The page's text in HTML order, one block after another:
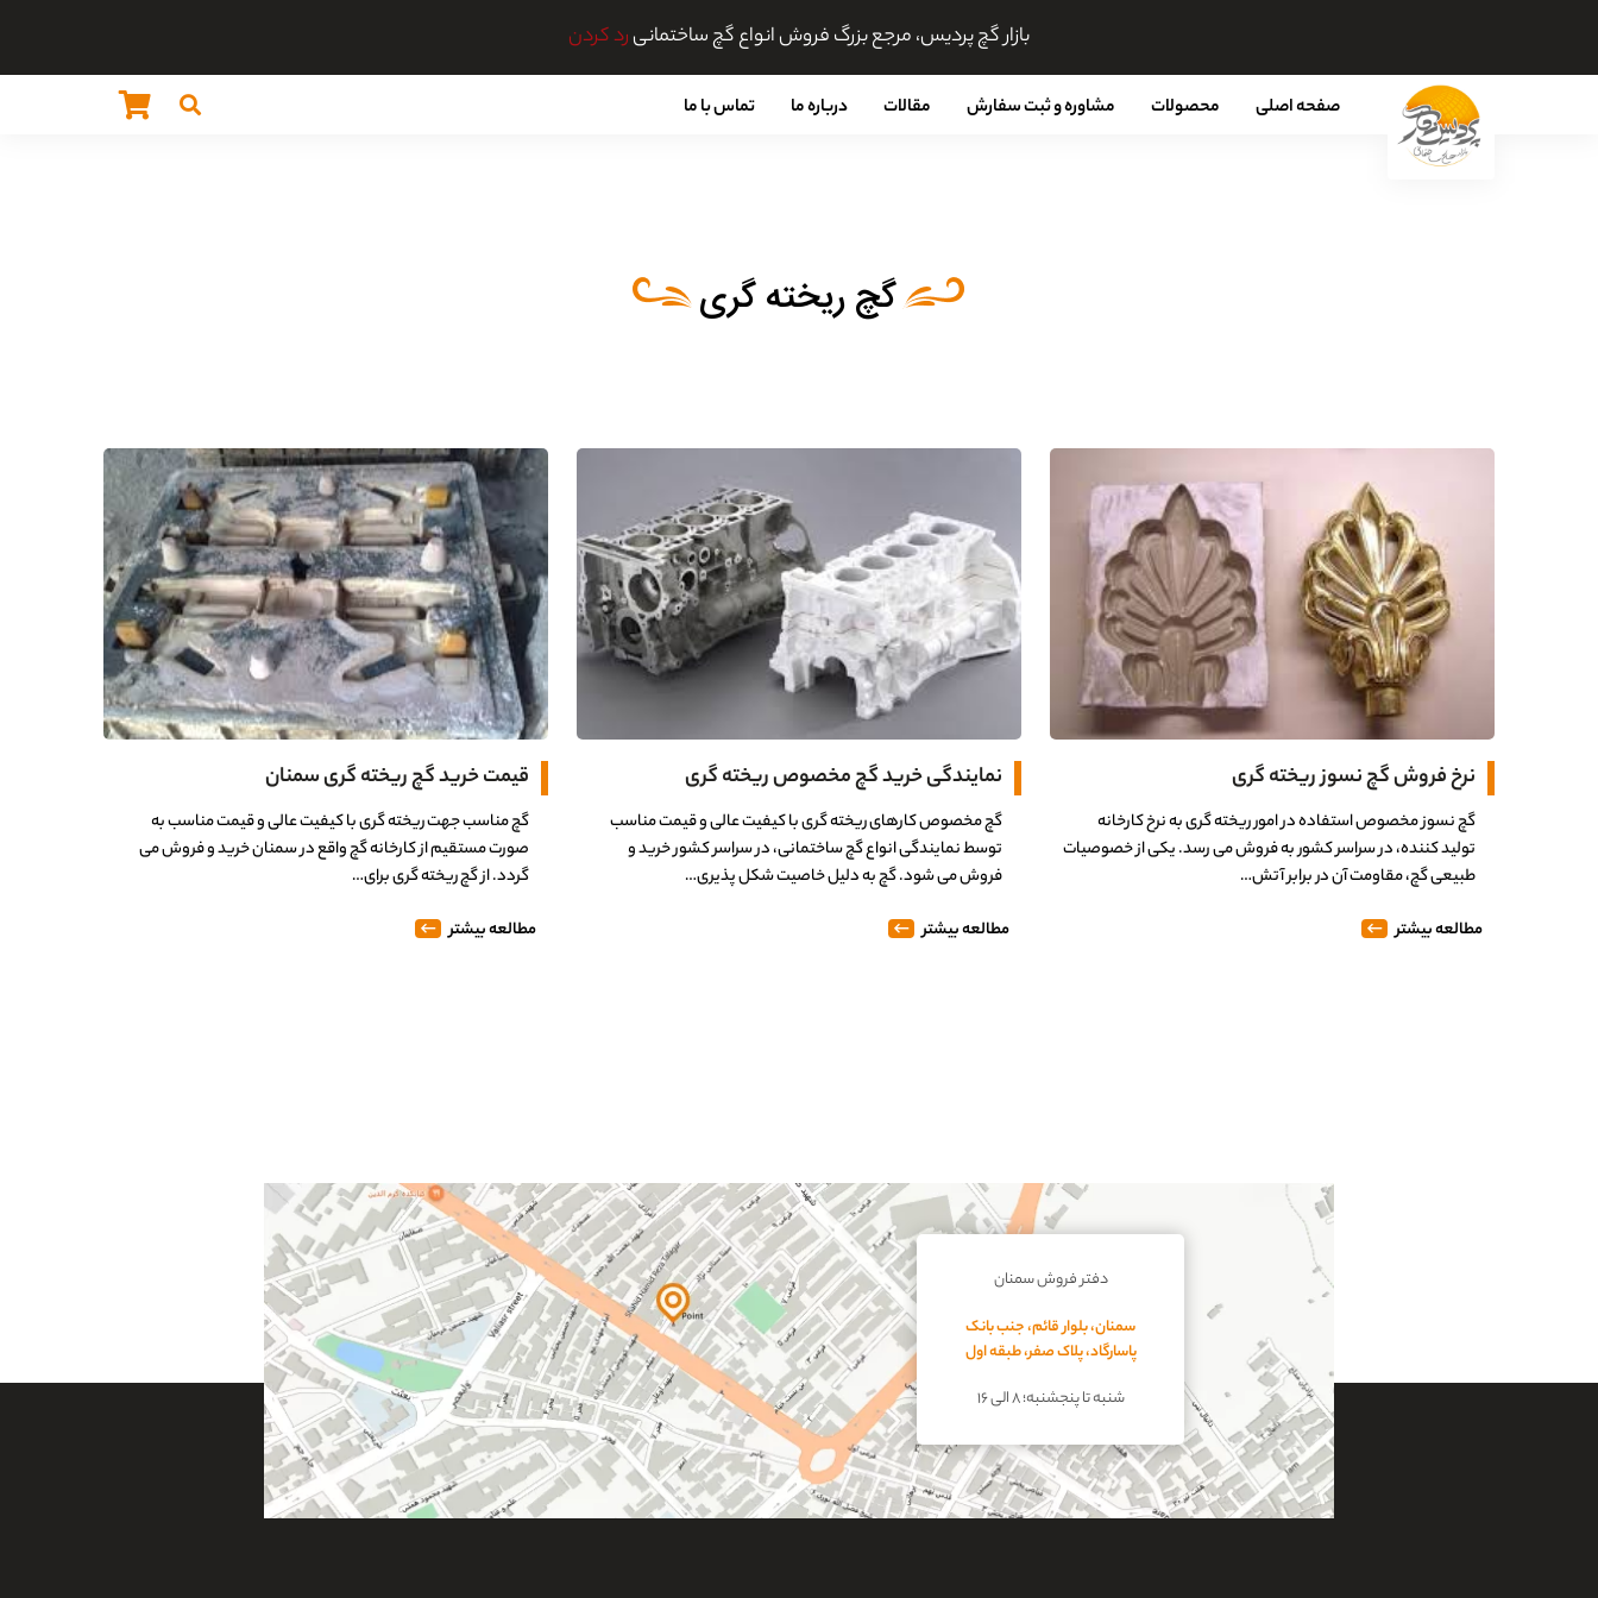
بازار گچ پردیس، مرجع بزرگ فروش انواع گچ ساختمانیرد کردن
صفحه اصلی محصولات مشاوره و ثبت سفارش مقالات درباره ما تماس با ما
گچ ریخته گری
نرخ فروش گچ نسوز ریخته گری
گچ نسوز مخصوص استفاده در امور ریخته گری به نرخ کارخانه
تولید کننده، در سراسر کشور به فروش می رسد. یکی از خصوصیات
طبیعی گچ، مقاومت آن در برابر آتش…
مطالعه بیشتر
نمایندگی خرید گچ مخصوص ریخته گری
گچ مخصوص کارهای ریخته گری با کیفیت عالی و قیمت مناسب
توسط نمایندگی انواع گچ ساختمانی، در سراسر کشور خرید و
فروش می شود. گچ به دلیل خاصیت شکل پذیری…
مطالعه بیشتر
قیمت خرید گچ ریخته گری سمنان
گچ مناسب جهت ریخته گری با کیفیت عالی و قیمت مناسب به
صورت مستقیم از کارخانه گچ واقع در سمنان خرید و فروش می
گردد. از گچ ریخته گری برای…
مطالعه بیشتر
دفتر فروش سمنان
سمنان، بلوار قائم، جنب بانک
پاسارگاد، پلاک صفر، طبقه اول
شنبه تا پنجشنبه؛ ۸ الی ۱۶